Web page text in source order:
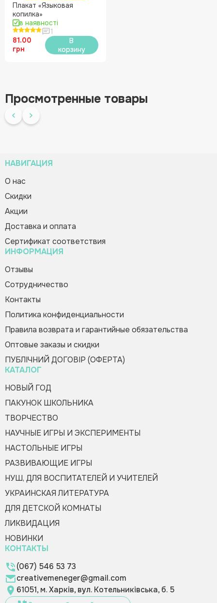
Плакат «Языковая
копилка»
в наявності
1
81.00
грн
В
корзину
Просмотренные товары
Creative Team!
Пожалуйста, заполните форму, и мы вам
Оформить заказ
НАВИГАЦИЯ
О нас
Cкидки
Акции
Доставка и оплата
Сертификат соответствия
ИНФОРМАЦИЯ
Отзывы
Сотрудничество
Контакты
Политика конфиденциальности
Правила возврата и гарантийные обязательства
Оптовые заказы и скидки
ПУБЛІЧНИЙ ДОГОВІР (ОФЕРТА)
КАТАЛОГ
НОВЫЙ ГОД
ПАКУНОК ШКОЛЬНИКА
ТВОРЧЕСТВО
НАУЧНЫЕ ИГРЫ И ЭКСПЕРИМЕНТЫ
НАСТОЛЬНЫЕ ИГРЫ
РАЗВИВАЮЩИЕ ИГРЫ
НУШ, ДЛЯ ВОСПИТАТЕЛЕЙ И УЧИТЕЛЕЙ
УКРАИНСКАЯ ЛИТЕРАТУРА
ДЛЯ ДЕТСКОЙ КОМНАТЫ
ЛИКВИДАЦИЯ
НОВИНКИ
КОНТАКТЫ
(067) 546 53 73
creativemeneger@gmail.com
61051, м. Харків, вул. Котельниківська, б. 5